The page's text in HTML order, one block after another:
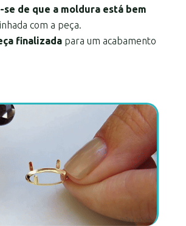
de que a moldura está bem
com a peça.
finalizadapara um acabamento